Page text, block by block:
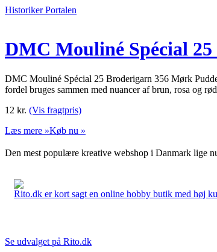
Historiker Portalen
DMC Mouliné Spécial
DMC Mouliné Spécial 25 Broderigarn 356 Mørk
fordel bruges sammen med nuancer af brun, rosa og rød
12 kr. (Vis fragtpris)
Læs mere »Køb nu »
Den mest populære kreative webshop i Danmark lige
Rito.dk er kort sagt en online hobby butik med høj
Se udvalget på Rito.dk